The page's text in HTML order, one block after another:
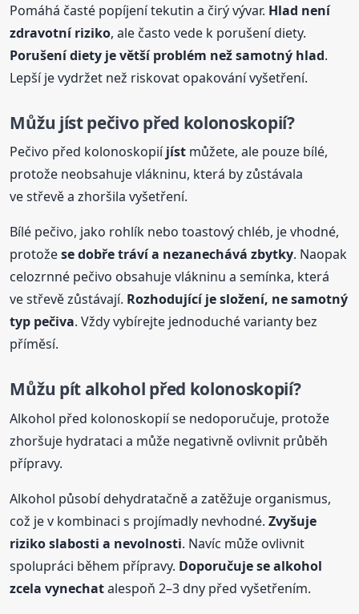
Pomáhá časté popíjení tekutin a čirý vývar. Hlad není
zdravotní riziko, ale často vede k porušení diety.
Porušení diety je větší problém než samotný hlad.
Lepší je vydržet než riskovat opakování vyšetření.
Můžu jístpečivo před kolonoskopií?
Pečivo před kolonoskopiíjíst můžete, ale pouze bílé,
protože neobsahuje vlákninu, která by zůstávala
ve střevě a zhoršila vyšetření.
Bílé pečivo, jako rohlík nebo toastový chléb, je vhodné,
protožese dobře tráví a nezanechává zbytky. Naopak
celozrnné pečivo obsahuje vlákninu a semínka, která
ve střevě zůstávají. Rozhodující je složení, ne samotný
typ pečiva. Vždy vybírejte jednoduché varianty bez
příměsí.
Můžu pít alkohol před kolonoskopií?
Alkohol před kolonoskopií se nedoporučuje, protože
zhoršuje hydrataci a může negativně ovlivnit průběh
přípravy.
Alkohol působí dehydratačně a zatěžuje organismus,
což je v kombinaci s projímadly nevhodné.Zvyšuje
riziko slabosti a nevolnosti. Navíc může ovlivnit
spolupráci během přípravy. Doporučuje se alkohol
zcela vynechatalespoň 2–3 dny před vyšetřením.